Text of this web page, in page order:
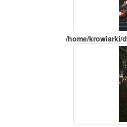
/home/krowiarki/